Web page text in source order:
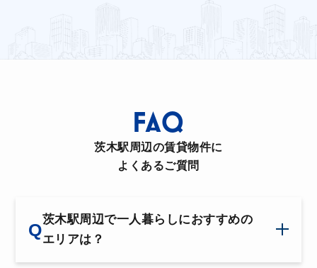
で、市内外への移動も快適。通勤ストレスを軽
減し、時間を有効に使える点も大きなメリット
です。
FAQ
茨木駅周辺の賃貸物件に
よくあるご質問
茨木駅周辺で一人暮らしにおすすめの
エリアは？